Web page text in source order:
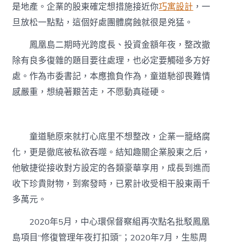
是地產。企業的股東確定想措施接近你巧寓設計 ，一
旦放松一點點，這個好處團體腐蝕就很是兇猛。
鳳凰島二期時光跨度長、投資金額年夜，整改撤
除有良多復雜的題目要往處理，也必定要觸碰多方好
處。作為市委書記，本應擔負作為，童道馳卻畏難情
感嚴重，想繞著艱苦走，不愿動真碰硬。
童道馳原來就打心底里不想整改，企業一籠絡腐
化，更是徹底被私欲吞噬。結知趣關企業股東之后，
他敏捷從接收對方設定的各類豪華享用，成長到進而
收下珍貴財物，到案發時，已累計收受相干股東兩千
多萬元。
2020年5月，中心環保督察組再次點名批駁鳳凰
島項目“修復管理年夜打扣頭”；2020年7月，生態周